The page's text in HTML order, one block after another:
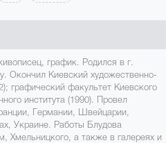
график. Родился в г.
Окончил Киевский художественно-
графический факультет Киевского
института (1990). Провел
Германии, Швейцарии,
Украине. Работы Блудова
Хмельницкого, а также в галереях и